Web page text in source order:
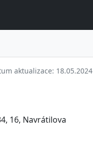
aktualizace: 18.05.2024
16, Navrátilova